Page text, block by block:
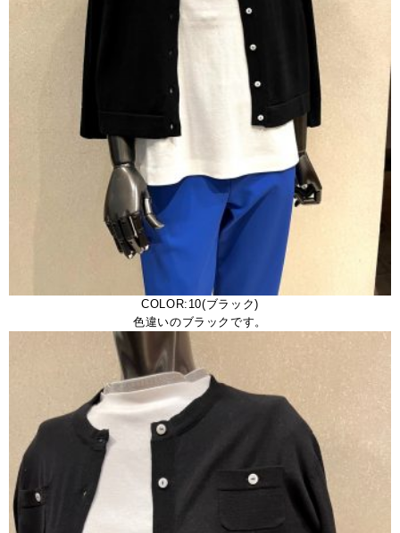
COLOR:10(ブラック)
色違いのブラックです。